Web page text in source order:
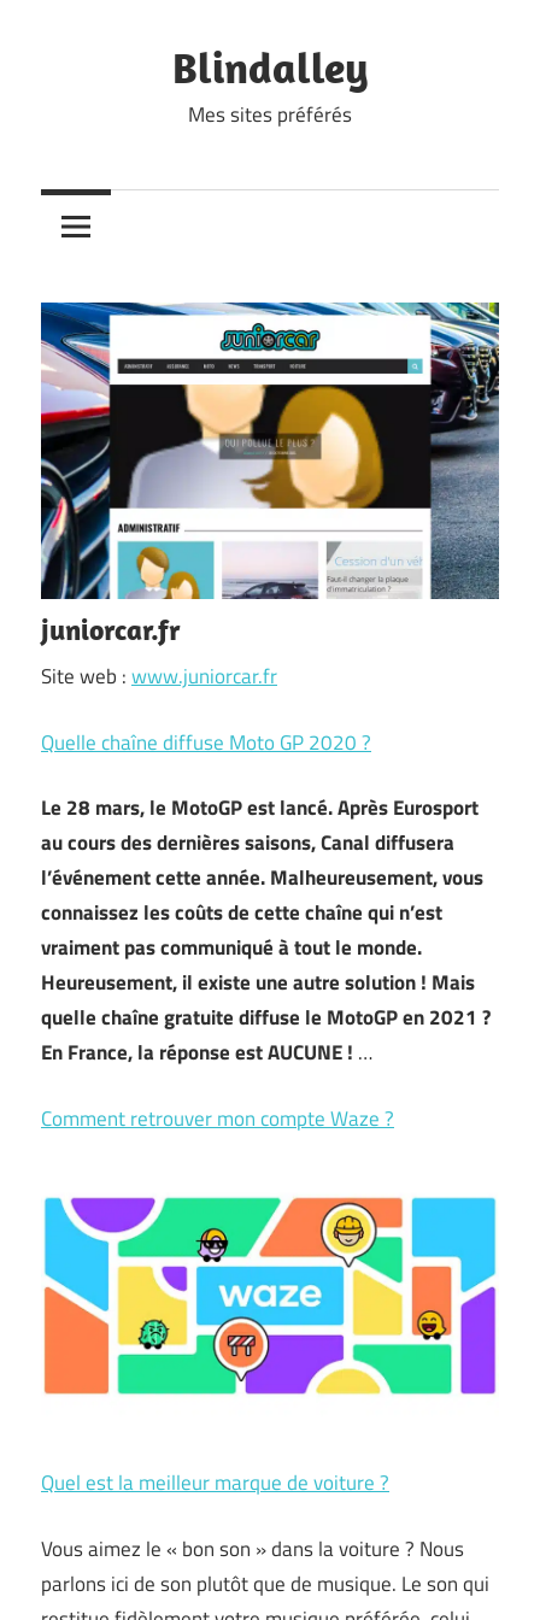
Blindalley
Mes sites préférés
juniorcar.fr
Site web :www.juniorcar.fr
Quelle chaîne diffuse Moto GP 2020 ?
Le 28 mars, le MotoGP est lancé. Après Eurosport
au cours des dernières saisons, Canal diffusera
l’événement cette année. Malheureusement, vous
connaissez les coûts de cette chaîne qui n’est
vraiment pas communiqué à tout le monde.
Heureusement, il existe une autre solution ! Mais
quelle chaîne gratuite diffuse le MotoGP en 2021 ?
En France, la réponse est AUCUNE ! …
Comment retrouver mon compte Waze ?
Quel est la meilleur marque de voiture ?
Vous aimez le « bon son » dans la voiture ? Nous
parlons ici de son plutôt que de musique. Le son qui